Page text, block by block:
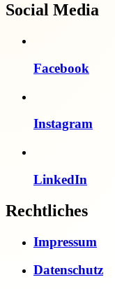
Social Media
Facebook
Instagram
LinkedIn
Rechtliches
Impressum
Datenschutz